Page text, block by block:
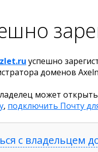
успешно
доменов
может открыть
, подключить Почту
с владельцем